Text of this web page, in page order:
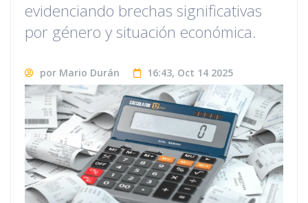
evidenciando brechas significativas
por género y situación económica.
por Mario Durán 16:43, Oct 14 2025